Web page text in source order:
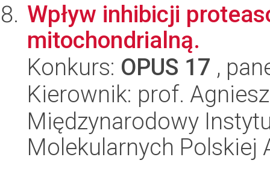
Wpływ inhibicji
mitochondrialną.
Konkurs: OPUS 17 ,
Kierownik: prof.
Międzynarodowy
Molekularnych Polskiej